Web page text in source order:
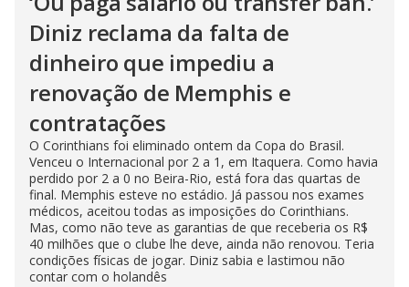
Diniz reclama da falta de
dinheiro que impediu a
renovação de Memphis e
contratações
O Corinthians foi eliminado ontem da Copa do Brasil.
Venceu o Internacional por 2 a 1, em Itaquera. Como havia
perdido por 2 a 0 no Beira-Rio, está fora das quartas de
final. Memphis esteve no estádio. Já passou nos exames
médicos, aceitou todas as imposições do Corinthians.
Mas, como não teve as garantias de que receberia os R$
40 milhões que o clube lhe deve, ainda não renovou. Teria
condições físicas de jogar. Diniz sabia e lastimou não
contar com o holandês